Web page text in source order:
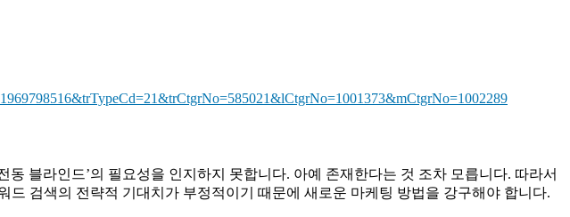
블라인드’의 필요성을 인지하지 못합니다. 아예 존재한다는 것 조차 모릅니다. 따라서
검색의 전략적 기대치가 부정적이기 때문에 새로운 마케팅 방법을 강구해야 합니다.